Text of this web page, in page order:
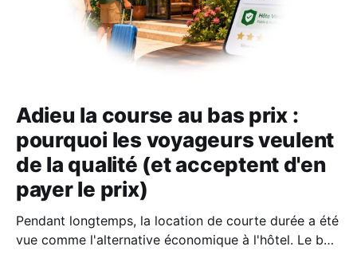
Adieu la course au bas prix :
pourquoi les voyageurs veulent
de la qualité (et acceptent d'en
payer le prix)
Pendant longtemps, la location de courte durée a été
vue comme l'alternative économique à l'hôtel. Le bon